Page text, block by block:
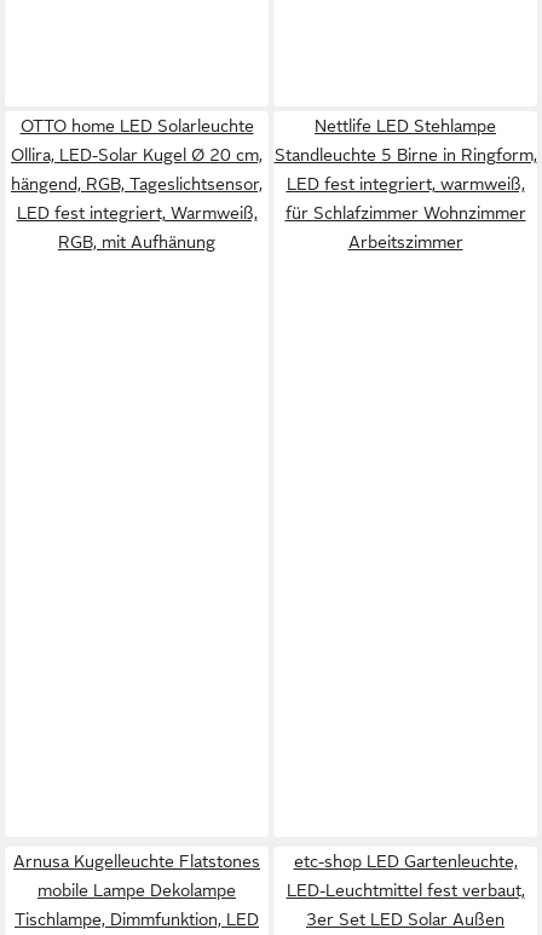
OTTO home LED Solarleuchte
Ollira, LED-Solar Kugel Ø 20 cm,
hängend, RGB, Tageslichtsensor,
LED fest integriert, Warmweiß,
RGB, mit Aufhänung
Nettlife LED Stehlampe
Standleuchte 5 Birne in Ringform,
LED fest integriert, warmweiß,
für Schlafzimmer Wohnzimmer
Arbeitszimmer
Arnusa Kugelleuchte Flatstones
mobile Lampe Dekolampe
Tischlampe, Dimmfunktion, LED
etc-shop LED Gartenleuchte,
LED-Leuchtmittel fest verbaut,
3er Set LED Solar Außen